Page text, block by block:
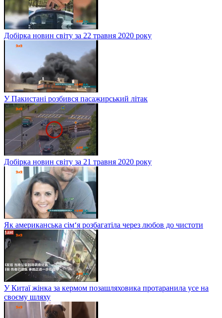
Добірка новин світу за 22 травня 2020 року
У Пакистані розбився пасажирський літак
Добірка новин світу за 21 травня 2020 року
Як американська сім‘я розбагатіла через любов до чистоти
У Китаї жінка за кермом позашляховика протаранила усе на
своєму шляху